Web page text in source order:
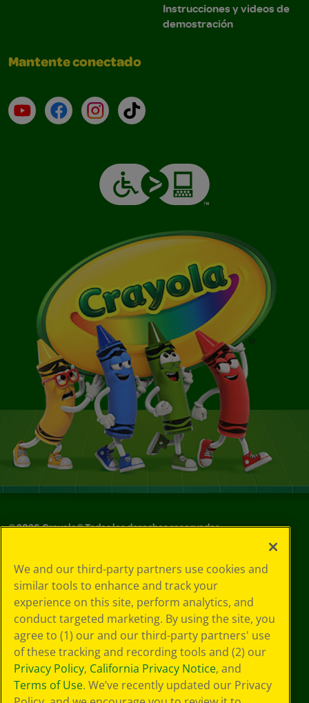
Instrucciones y videos de
demostración
Mantente conectado
YouTube (en inglés)
Facebook (en inglés)
Instagram (en inglés)
TikTok
©2026Crayola® Todos los derechos reservados.
de privacidad
Política de
privacidad
Términos de SMS
GDPR
Aviso de
privacidad de CA
Cookie
Preferences
We and our third-party partners use cookies and
similar tools to enhance and track your
experience on this site, perform analytics, and
conduct targeted marketing. By using the site, you
agree to (1) our and our third-party partners' use
of these tracking and recording tools and (2) our
Privacy Policy, California Privacy Notice, and
Terms of Use. We’ve recently updated our Privacy